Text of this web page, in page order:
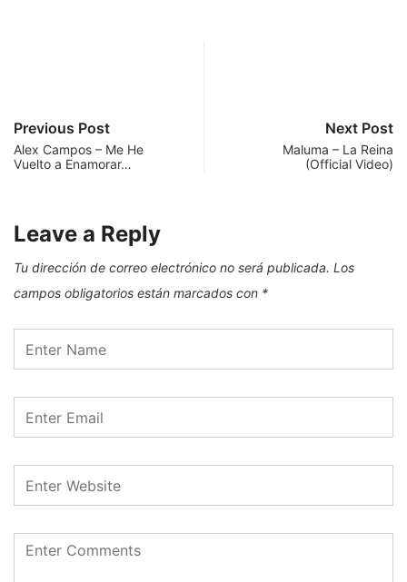
Previous Post
Alex Campos – Me He
Vuelto a Enamorar…
Next Post
Maluma – La Reina
(Official Video)
Leave a Reply
Tu dirección de correo electrónico no será publicada. Los
campos obligatorios están marcados con *